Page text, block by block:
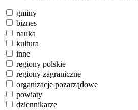
gminy
biznes
nauka
kultura
inne
regiony polskie
regiony zagraniczne
organizacje pozarządowe
powiaty
dziennikarze